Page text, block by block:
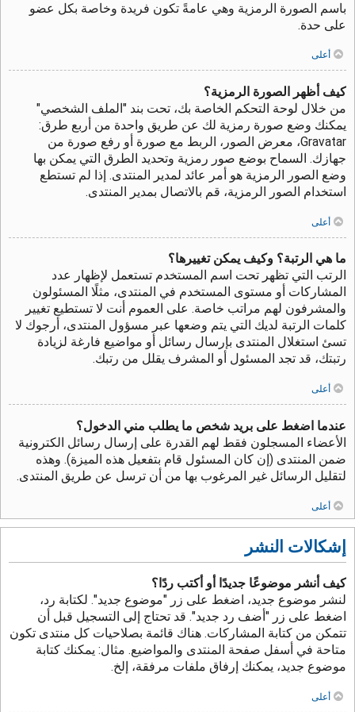
باسم الصورة الرمزية وهي عامةً تكون فريدة وخاصة بكل عضو
على حدة.
أعلى
كيف أظهر الصورة الرمزية؟
من خلال لوحة التحكم الخاصة بك، تحت بند "الملف الشخصي"
يمكنك وضع صورة رمزية لك عن طريق واحدة من أربع طرق:
Gravatar، معرض الصور، الربط مع صورة أو رفع صورة من
جهازك. السماح بوضع صور رمزية وتحديد الطرق التي يمكن بها
وضع الصور الرمزية هو أمر عائد لمدير المنتدى. إذا لم تستطع
استخدام الصور الرمزية، قم بالاتصال بمدير المنتدى.
أعلى
ما هي الرتبة؟ وكيف يمكن تغييرها؟
الرتب التي تظهر تحت اسم المستخدم تستعمل لإظهار عدد
المشاركات أو مستوى المستخدم في المنتدى، مثلًا المسئولون
والمشرفون لهم مراتب خاصة. على العموم أنت لا تستطيع تغيير
كلمات الرتبة لديك التي يتم وضعها عبر مسؤول المنتدى، أرجوك لا
تسئ استغلال المنتدى بإرسال رسائل أو مواضيع فارغة لزيادة
رتبتك، قد تجد المسئول أو المشرف يقلل من رتبك.
أعلى
عندما اضغط على بريد شخص ما يطلب مني الدخول؟
الأعضاء المسجلون فقط لهم القدرة على إرسال رسائل الكترونية
ضمن المنتدى (إن كان المسئول قام بتفعيل هذه الميزة). وهذه
لتقليل الرسائل غير المرغوب بها من أن ترسل عن طريق المنتدى.
أعلى
إشكالات النشر
كيف أنشر موضوعًا جديدًا أو أكتب ردًا؟
لنشر موضوع جديد، اضغط على زر "موضوع جديد". لكتابة رد،
اضغط على زر "أضف رد جديد". قد تحتاج إلى التسجيل قبل أن
تتمكن من كتابة المشاركات. هناك قائمة بصلاحيات كل منتدى تكون
متاحة في أسفل صفحة المنتدى والمواضيع. مثال: يمكنك كتابة
موضوع جديد، يمكنك إرفاق ملفات مرفقة، إلخ.
أعلى